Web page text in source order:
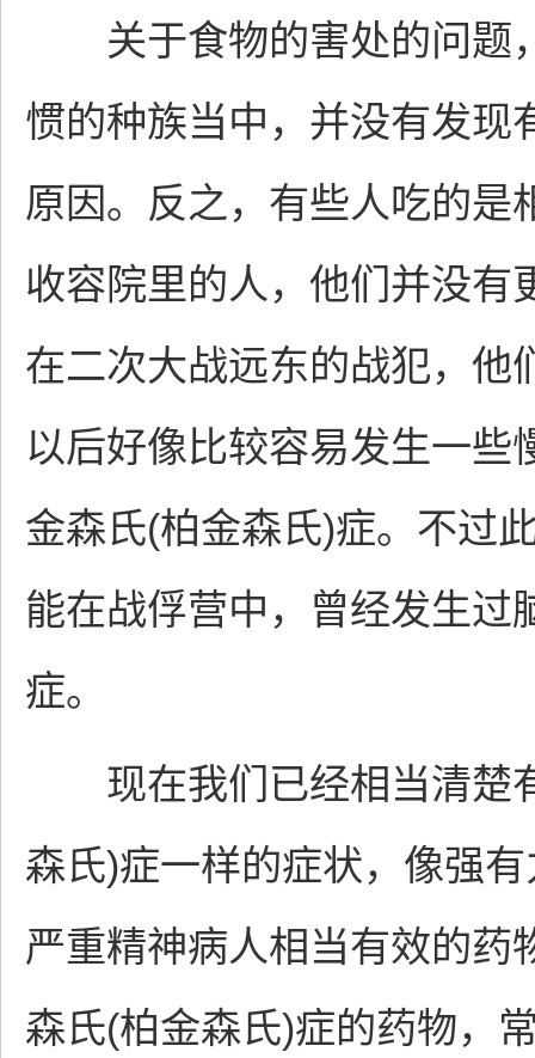
关于食物的害处的问题
惯的种族当中，并没有发现
原因。反之，有些人吃的是
收容院里的人，他们并没有
在二次大战远东的战犯，他
以后好像比较容易发生一些
金森氏(柏金森氏)症。不过
能在战俘营中，曾经发生过
症。
现在我们已经相当清楚
森氏)症一样的症状，像强
严重精神病人相当有效的药
森氏(柏金森氏)症的药物，